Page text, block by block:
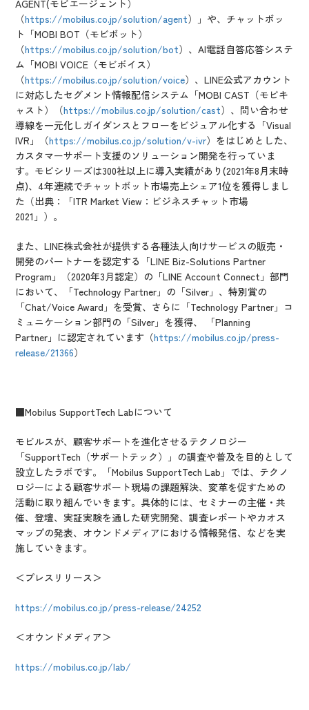
AGENT(モビエージェント）
（https://mobilus.co.jp/solution/agent）」や、チャットボッ
ト「MOBI BOT（モビボット）
（https://mobilus.co.jp/solution/bot）、AI電話自答応答システ
ム「MOBI VOICE（モビボイス）
（https://mobilus.co.jp/solution/voice）、LINE公式アカウント
に対応したセグメント情報配信システム「MOBI CAST（モビキ
ャスト）（https://mobilus.co.jp/solution/cast）、問い合わせ
導線を一元化しガイダンスとフローをビジュアル化する「Visual
IVR」（https://mobilus.co.jp/solution/v-ivr）をはじめとした、
カスタマーサポート支援のソリューション開発を行っていま
す。モビシリーズは300社以上に導入実績があり(2021年8月末時
点)、4年連続でチャットボット市場売上シェア1位を獲得しまし
た（出典：「ITR Market View：ビジネスチャット市場
2021」）。
また、LINE株式会社が提供する各種法人向けサービスの販売・
開発のパートナーを認定する「LINE Biz-Solutions Partner
Program」（2020年3月認定）の「LINE Account Connect」部門
において、「Technology Partner」の「Silver」、特別賞の
「Chat/Voice Award」を受賞、さらに「Technology Partner」コ
ミュニケーション部門の「Silver」を獲得、 「Planning
Partner」に認定されています（https://mobilus.co.jp/press-
release/21366）
■Mobilus SupportTech Labについて
モビルスが、顧客サポートを進化させるテクノロジー
「SupportTech（サポートテック）」の調査や普及を目的として
設立したラボです。「Mobilus SupportTech Lab」では、テクノ
ロジーによる顧客サポート現場の課題解決、変革を促すための
活動に取り組んでいきます。具体的には、セミナーの主催・共
催、登壇、実証実験を通した研究開発、調査レポートやカオス
マップの発表、オウンドメディアにおける情報発信、などを実
施していきます。
＜プレスリリース＞
https://mobilus.co.jp/press-release/24252
＜オウンドメディア＞
https://mobilus.co.jp/lab/